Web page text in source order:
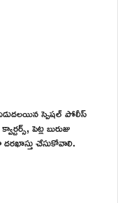
స్పెషల్ పోలీస్
పెట్ల బురుజు
చేసుకోవాలి.